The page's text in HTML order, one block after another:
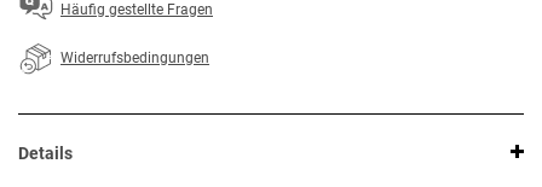
Häufig gestellte Fragen
Widerrufsbedingungen
Details